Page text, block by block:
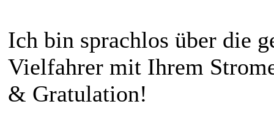
Ich bin sprachlos über die
Vielfahrer mit Ihrem
& Gratulation!